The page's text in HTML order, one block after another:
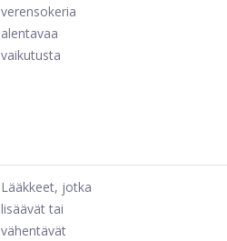
verensokeria
alentavaa
vaikutusta
Lääkkeet, jotka
lisäävät tai
vähentävät